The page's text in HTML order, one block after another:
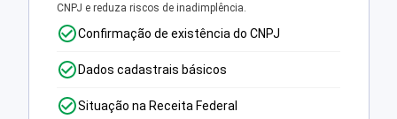
CNPJ e reduza riscos de inadimplência.
Confirmação de existência do CNPJ
Dados cadastrais básicos
Situação na Receita Federal